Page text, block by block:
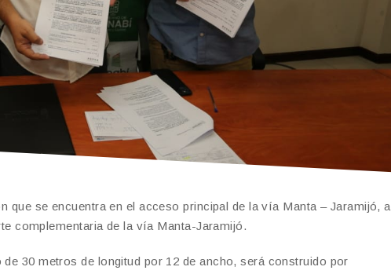
se encuentra en el acceso principal de la vía Manta – Jaramijó, a
complementaria de la vía Manta-Jaramijó.
30 metros de longitud por 12 de ancho, será construido por